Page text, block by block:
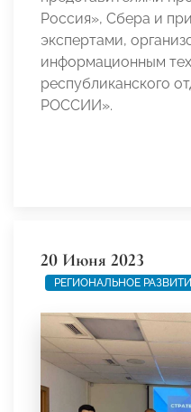
Россия», Сбера и
экспертами,
информационным
республиканского
РОССИИ».
20 Июня 2023
РЕГИОНАЛЬНОЕ